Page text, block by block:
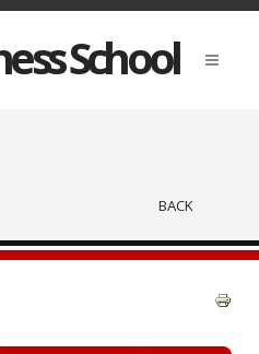
School
BACK